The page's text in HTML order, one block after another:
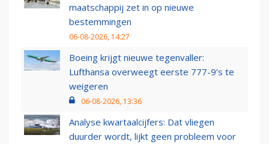
maatschappij zet in op nieuwe
bestemmingen
06-08-2026, 14:27
Boeing krijgt nieuwe tegenvaller:
Lufthansa overweegt eerste 777-9’s te
weigeren
06-08-2026, 13:36
Analyse kwartaalcijfers: Dat vliegen
duurder wordt, lijkt geen probleem voor